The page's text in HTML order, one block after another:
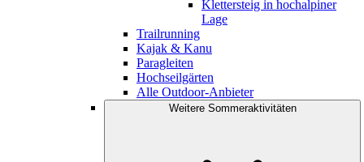
Klettersteig in hochalpiner
Lage
Trailrunning
Kajak & Kanu
Paragleiten
Hochseilgärten
Alle Outdoor-Anbieter
Weitere Sommeraktivitäten